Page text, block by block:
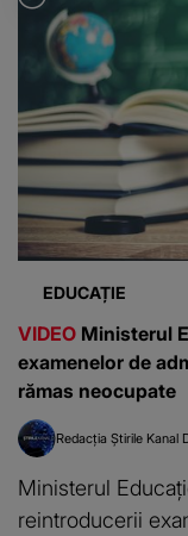
EDUCAȚIE
VIDEO Ministerul
examenelor de
rămas neocupate
Redacția Știrile Kanal
Ministerul
reintroducerii